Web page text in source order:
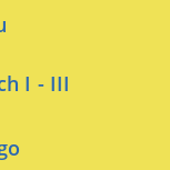
I - III